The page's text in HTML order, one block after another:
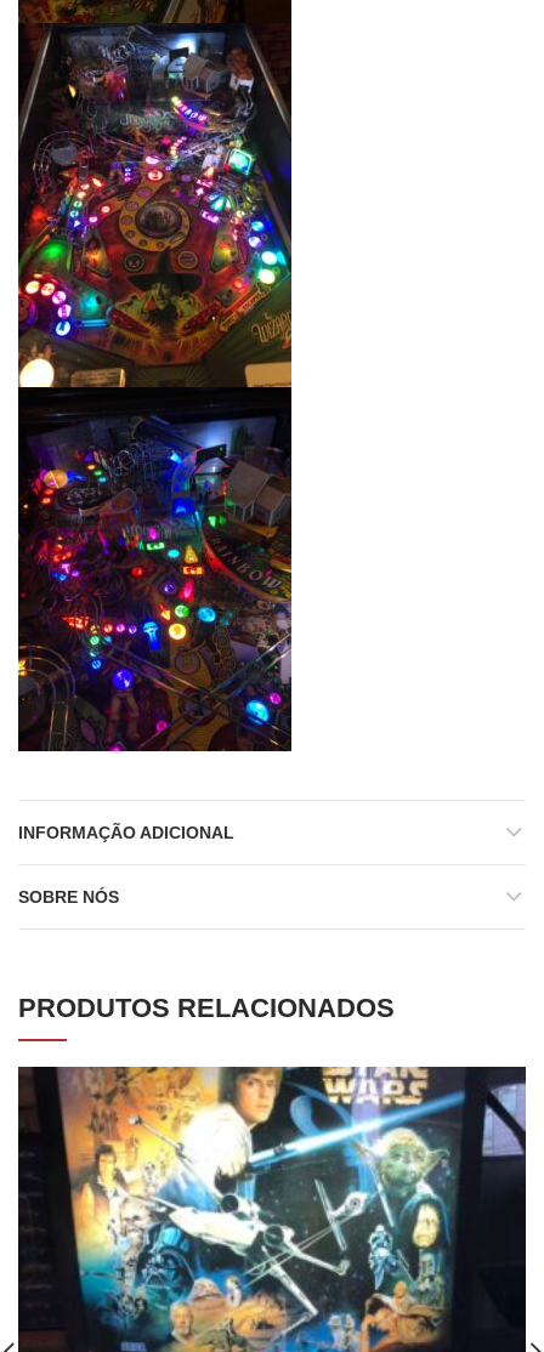
INFORMAÇÃO ADICIONAL
SOBRE NÓS
PRODUTOS RELACIONADOS